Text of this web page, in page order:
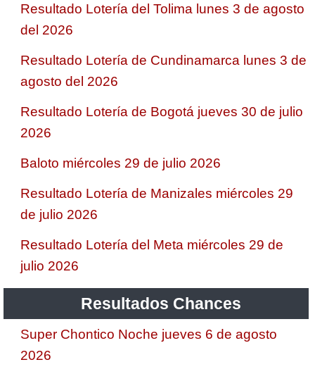
Resultado Lotería del Tolima lunes 3 de agosto
del 2026
Resultado Lotería de Cundinamarca lunes 3 de
agosto del 2026
Resultado Lotería de Bogotá jueves 30 de julio
2026
Baloto miércoles 29 de julio 2026
Resultado Lotería de Manizales miércoles 29
de julio 2026
Resultado Lotería del Meta miércoles 29 de
julio 2026
Resultados Chances
Super Chontico Noche jueves 6 de agosto
2026